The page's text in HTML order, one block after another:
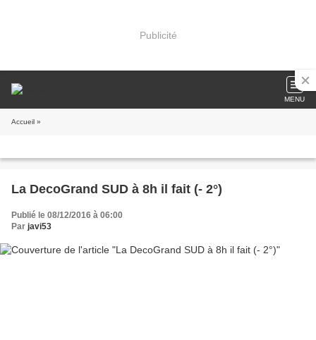
Publicité
MENU
Accueil »
La DecoGrand SUD à 8h il fait (- 2°)
Publié le 08/12/2016 à 06:00
Par javi53